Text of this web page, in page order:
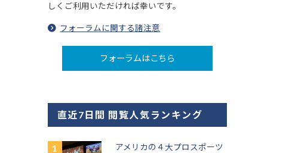
しくご利用いただければ幸いです。
フォーラムに関する諸注意
フォーラムはこちら
直近7日間 閲覧人気ランキング
アメリカの４大プロスポーツ